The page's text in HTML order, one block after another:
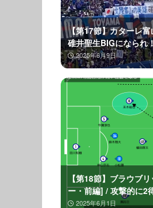
【第17節】カターレ
碓井聖生BIGになられ
2025年6月9日
【第18節】ブラウブ
ー・前編] / 攻撃的に2
2025年6月1日